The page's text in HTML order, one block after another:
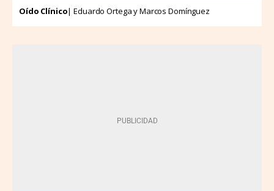
Oído Clínico| Eduardo Ortega y Marcos Domínguez